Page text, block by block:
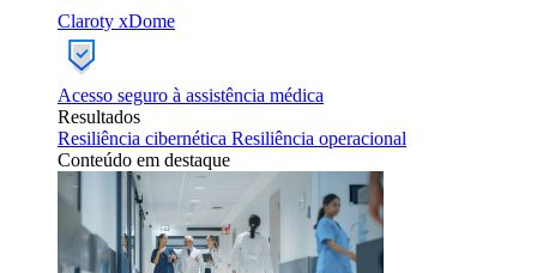
Claroty xDome
Acesso seguro à assistência médica
Resultados
Resiliência cibernética Resiliência operacional
Conteúdo em destaque